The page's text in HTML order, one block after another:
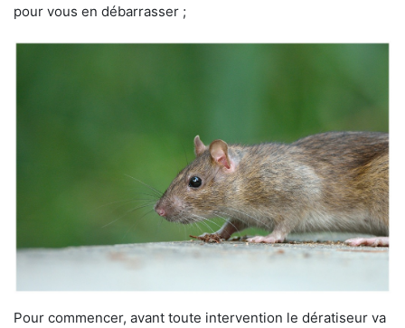
pour vous en débarrasser ;
Pour commencer, avant toute intervention le dératiseur va